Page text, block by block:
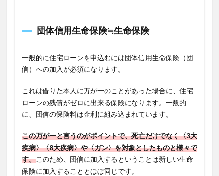
団体信用生命保険≒生命保険
一般的に住宅ローンを申込むには団体信用生命保険（団
信）への加入が必須になります。
これは借りた本人に万が一のことがあった場合に、住宅
ローンの残債がゼロに出来る保険になります。一般的
に、団信の保険料は金利に組み込まれています。
この万が一と言うのがポイントで、死亡だけでなく〈3大
疾病〉〈8大疾病〉や〈ガン〉を対象としたものと様々で
す。このため、団信に加入するということは新しい生命
保険に加入することとほぼ同じです。